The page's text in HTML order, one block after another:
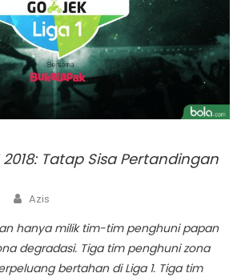
Tatap Sisa Pertandingan
Author
Azis
hanya milik tim-tim penghuni papan
degradasi. Tiga tim penghuni zona
bertahan di Liga 1. Tiga tim